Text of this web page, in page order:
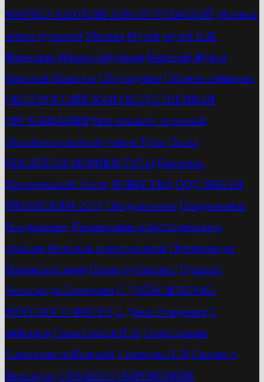
МОРЕПЛАВАТЕЛИ ЗЕМЛИ ТУЛЬСКОЙ Моряки
земли тульской Москва Музей музей В.В.
Вересаева Начало обучения Николай Жуков
Николай Макаров Обсуждение Общего собрания
ОБЩЕРОССИЙСКАЯ ОБЩЕСТВЕННАЯ
ОРГАНИЗАЦИЯ Они воевали за речкой
Опалённые войной улицы Тулы Пасха
ПИСАТЕЛИ-МОРЯКИ ТУЛЫ Писатель
Писательский билет ПОВЕСТКА ПОД НЕБОМ
РЯЗАНСКИМ-2019 Поздравление Поздравляем
Поздравляет Православие и фитотерапия в
помощь больным алкоголизмом Презентация
Приокские зори Псков публицист Пушкин
Александр Сергеевич С ДНЁМ ВОЕННО-
МОРСКОГО ФЛОТА С Днём Рождения С
юбиллем Савастьянов В.Н. Савостьянов
Савостьянов Валерий Синицын В. В Сказки о
Белозерке СКАЗКИ О ПАРОВОЗИКЕ